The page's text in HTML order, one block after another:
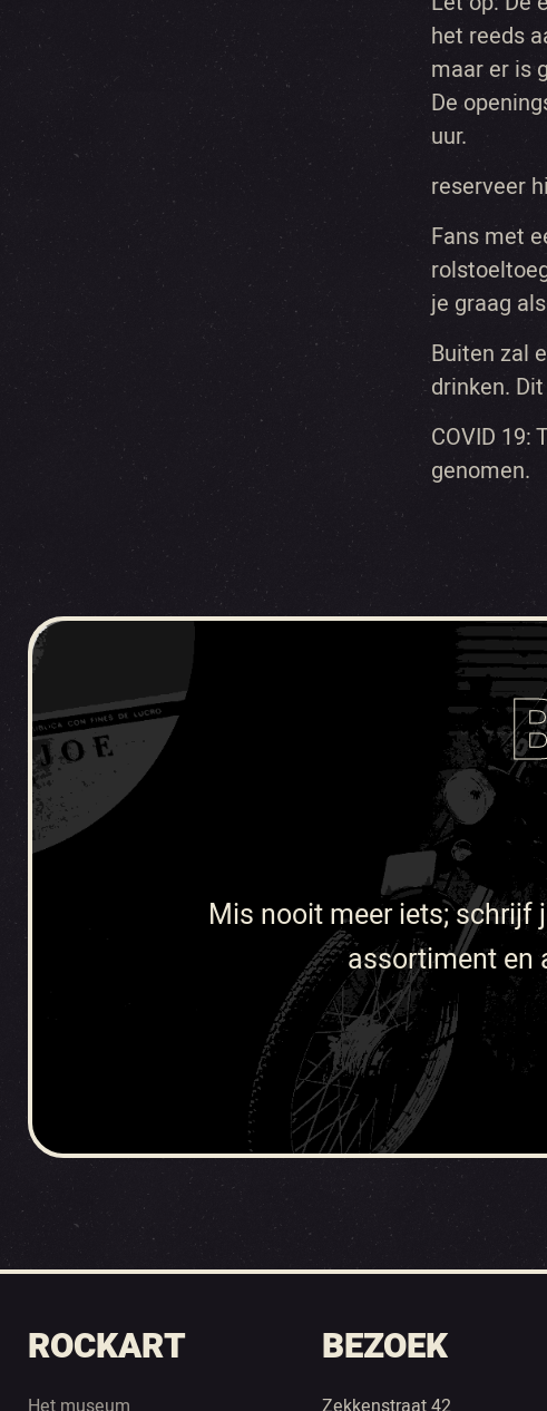
het reeds
maar er is
De
uur.
reserveer
Fans met
je graag
Buiten zal
drinken.
COVID 19:
genomen.
Mis nooit meer iets; schrijf
assortiment en
ROCKART BEZOEK